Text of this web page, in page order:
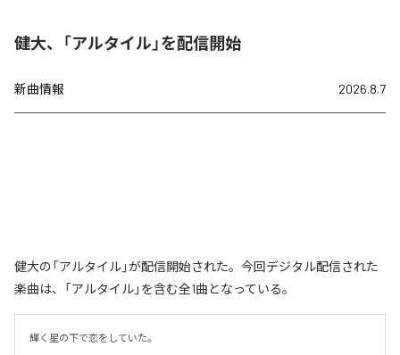
健大、「アルタイル」を配信開始
新曲情報 2026.8.7
健大の「アルタイル」が配信開始された。今回デジタル配信された
楽曲は、「アルタイル」を含む全1曲となっている。
輝く星の下で恋をしていた。